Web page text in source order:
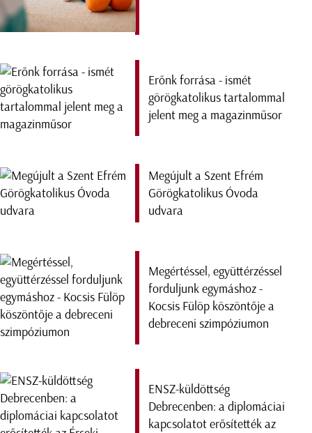
Erőnk forrása - ismét
görögkatolikus tartalommal
jelent meg a magazinműsor
Megújult a Szent Efrém
Görögkatolikus Óvoda
udvara
Megértéssel, együttérzéssel
forduljunk egymáshoz -
Kocsis Fülöp köszöntője a
debreceni szimpóziumon
ENSZ-küldöttség
Debrecenben: a diplomáciai
kapcsolatot erősítették az